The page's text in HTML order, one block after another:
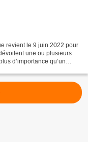
revient le 9 juin 2022 pour
une ou plusieurs
d’importance qu’un